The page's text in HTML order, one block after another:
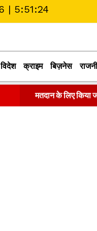
| 5:51:25
विदेश क्राइम बिज़नेस
मतदान के लिए किया